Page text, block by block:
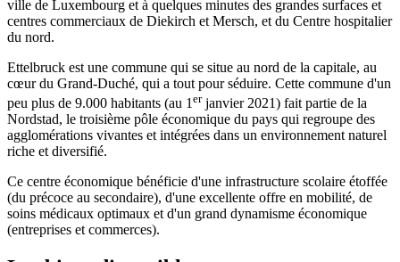
ville de Luxembourg et à quelques minutes des grandes surfaces et
centres commerciaux de Diekirch et Mersch, et du Centre hospitalier
du nord.
Ettelbruck est une commune qui se situe au nord de la capitale, au
cœur du Grand-Duché, qui a tout pour séduire. Cette commune d'un
peu plus de 9.000 habitants (au 1 erjanvier 2021) fait partie de la
Nordstad, le troisième pôle économique du pays qui regroupe des
agglomérations vivantes et intégrées dans un environnement naturel
riche et diversifié.
Ce centre économique bénéficie d'une infrastructure scolaire étoffée
(du précoce au secondaire), d'une excellente offre en mobilité, de
soins médicaux optimaux et d'un grand dynamisme économique
(entreprises et commerces).